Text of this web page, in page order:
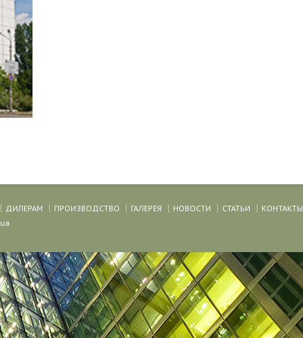
ДИЛЕРАМ ПРОИЗВОДСТВО ГАЛЕРЕЯ НОВОСТИ СТАТЬИ
КОНТАКТЫ